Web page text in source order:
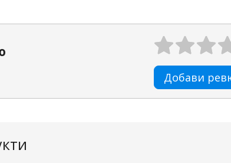
Rating:
Добави